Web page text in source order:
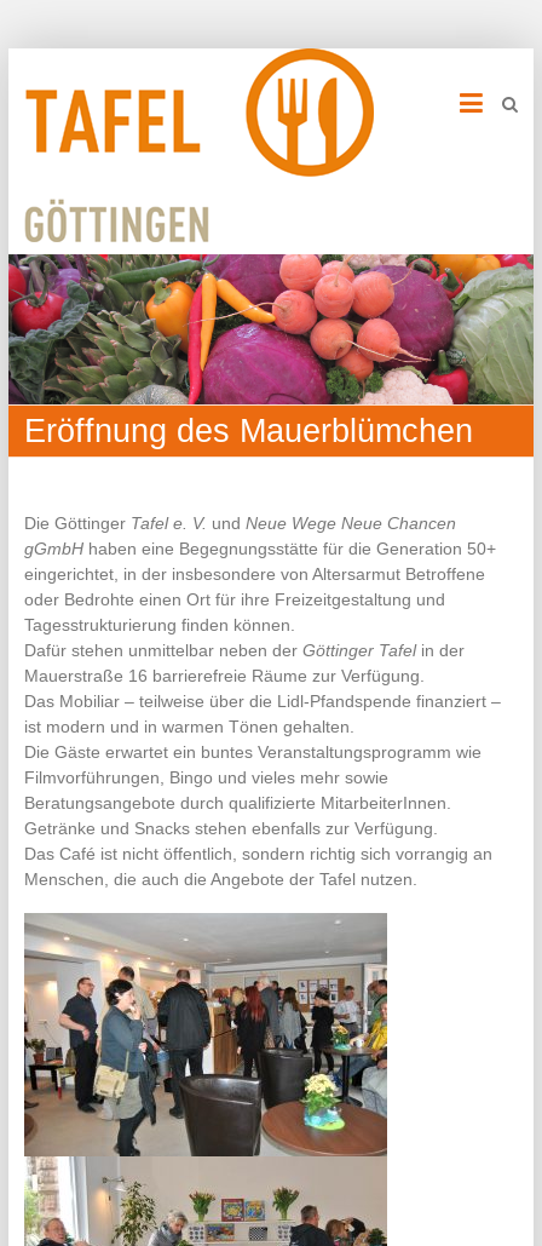
Eröffnung des Mauerblümchen
Die GöttingerTafel e. V. und Neue Wege Neue Chancen
gGmbHhaben eine Begegnungsstätte für die Generation 50+
eingerichtet, in der insbesondere von Altersarmut Betroffene
oder Bedrohte einen Ort für ihre Freizeitgestaltung und
Tagesstrukturierung finden können.
Dafür stehen unmittelbar neben der Göttinger Tafel in der
Mauerstraße 16 barrierefreie Räume zur Verfügung.
Das Mobiliar – teilweise über die Lidl-Pfandspende finanziert –
ist modern und in warmen Tönen gehalten.
Die Gäste erwartet ein buntes Veranstaltungsprogramm wie
Filmvorführungen, Bingo und vieles mehr sowie
Beratungsangebote durch qualifizierte MitarbeiterInnen.
Getränke und Snacks stehen ebenfalls zur Verfügung.
Das Café ist nicht öffentlich, sondern richtig sich vorrangig an
Menschen, die auch die Angebote der Tafel nutzen.